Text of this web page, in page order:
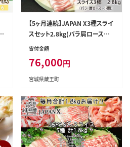
【5ヶ月連続】JAPAN X3種スライ
スセット2.8kg(バラ肩ロース小
間) 【04301-0098】
寄付金額
76,000円
宮城県蔵王町